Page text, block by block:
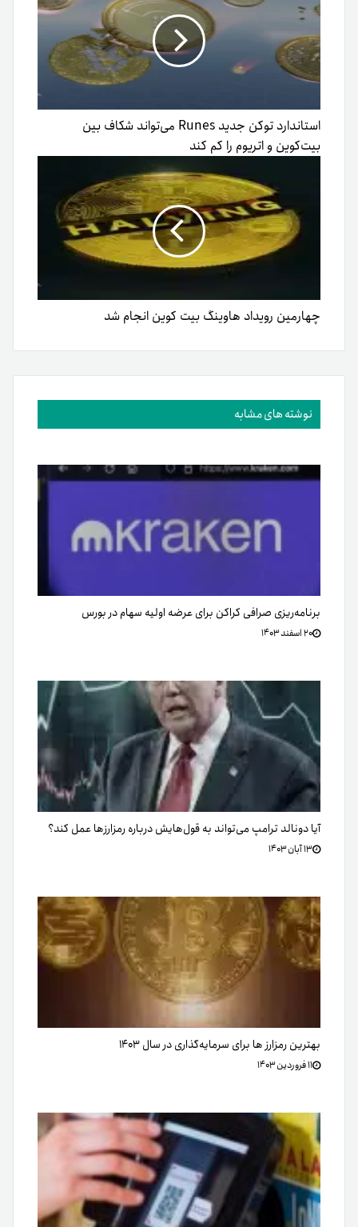
استاندارد توکن جدید Runes می‌تواند شکاف بین
بیت‌‌کوین و اتریوم را کم کند
چهارمین رویداد هاوینگ بیت کوین انجام شد
نوشته های مشابه
برنامه‌ریزی صرافی کراکن برای عرضه اولیه سهام در بورس
۲۰ اسفند ۱۴۰۳
آیا دونالد ترامپ می‌تواند به قول‌هایش درباره رمزارزها عمل کند؟
۱۳ آبان ۱۴۰۳
بهترین رمزارز ها برای سرمایه‌گذاری در سال ۱۴۰۳
۱۱ فروردین ۱۴۰۳